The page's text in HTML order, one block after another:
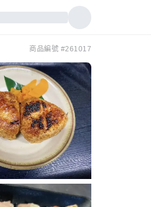
商品編號 #261017